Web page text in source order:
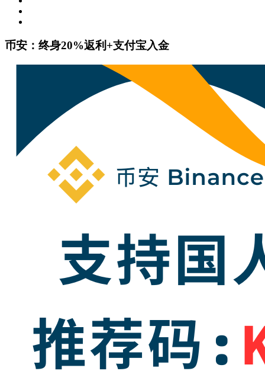
币安：终身20%返利+支付宝入金